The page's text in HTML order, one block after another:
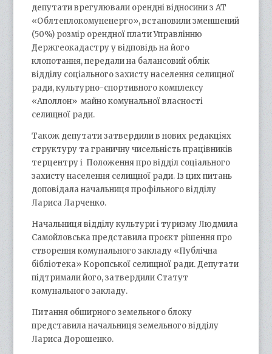
депутати врегулювали орендні відносини з АТ
«Облтеплокомуненерго», встановили зменшений
(50%) розмір орендної плати Управлінню
Держгеокадастру у відповідь на його
клопотання, передали на балансовий облік
відділу соціального захисту населення селищної
ради, культурно-спортивного комплексу
«Аполлон» майно комунальної власності
селищної ради.
Також депутати затвердили в нових редакціях
структуру та граничну чисельність працівників
терцентру і Положення про відділ соціального
захисту населення селищної ради. Із цих питань
доповідала начальниця профільного відділу
Лариса Ларченко.
Начальниця відділу культури і туризму Людмила
Самойловська представила проєкт рішення про
створення комунального закладу «Публічна
бібліотека» Коропської селищної ради. Депутати
підтримали його, затвердили Статут
комунального закладу.
Питання обширного земельного блоку
представила начальниця земельного відділу
Лариса Дорошенко.